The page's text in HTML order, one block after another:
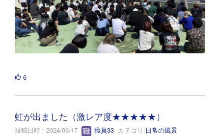
6
虹が出ました（激レア度★★★★★）
投稿日時 : 2024/06/17 職員33 カテゴリ:日常の風景